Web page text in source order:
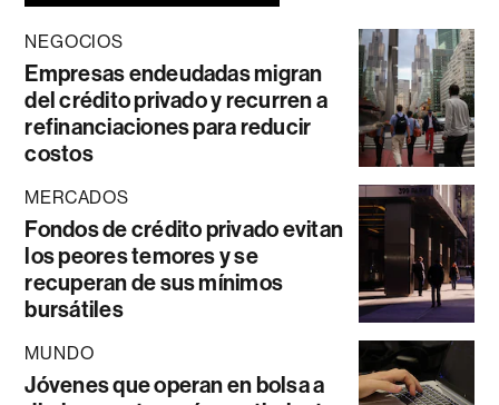
NEGOCIOS
Empresas endeudadas migran
del crédito privado y recurren a
refinanciaciones para reducir
costos
MERCADOS
Fondos de crédito privado evitan
los peores temores y se
recuperan de sus mínimos
bursátiles
MUNDO
Jóvenes que operan en bolsa a